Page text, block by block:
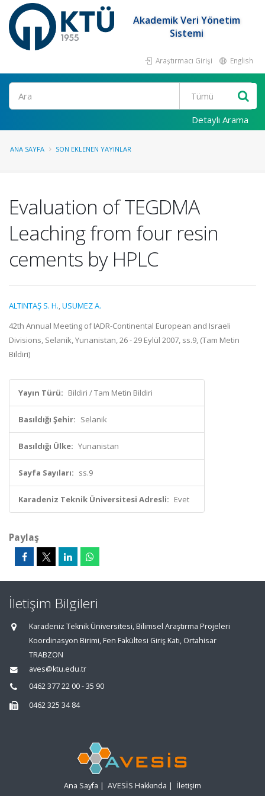
Akademik Veri Yönetim
Sistemi
Araştırmacı Girişi English
Ara
Detaylı Arama
ANA SAYFA SON EKLENEN YAYINLAR
Evaluation of TEGDMA
Leaching from four resin
cements by HPLC
ALTINTAŞ S. H.,USUMEZ A.
42th Annual Meeting of IADR-Continental European and Israeli
Divisions, Selanik, Yunanistan, 26 - 29 Eylül 2007, ss.9, (Tam Metin
Bildiri)
Yayın Türü: Bildiri / Tam Metin Bildiri
Basıldığı Şehir: Selanik
Basıldığı Ülke: Yunanistan
Sayfa Sayıları: ss.9
Karadeniz Teknik Üniversitesi Adresli: Evet
Paylaş
İletişim Bilgileri
Karadeniz Teknik Üniversitesi, Bilimsel Araştırma Projeleri
Koordinasyon Birimi, Fen Fakültesi Giriş Katı, Ortahisar
TRABZON
aves@ktu.edu.tr
0462 377 22 00 - 35 90
0462 325 34 84
Ana Sayfa | AVESİS Hakkında | İletişim